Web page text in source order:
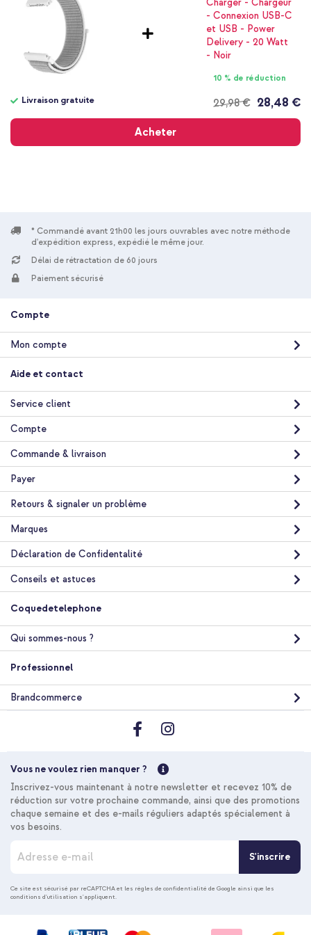
10 % de réduction
29,98 €
Livraison gratuite 28,48 €
Acheter
gratuite
* Commandé avant 21h00 les jours ouvrables avec notre méthode
d'expédition express, expédié le même jour.
Délai de rétractation de 60 jours
Paiement sécurisé
Compte
Mon compte
Aide et contact
Service client
Compte
Commande & livraison
Payer
Retours & signaler un problème
Marques
Déclaration de Confidentalité
Conseils et astuces
Coquedetelephone
Qui sommes-nous ?
Professionnel
Brandcommerce
Vous ne voulez rien manquer ?
Inscrivez-vous maintenant à notre newsletter et recevez 10% de
réduction sur votre prochaine commande, ainsi que des promotions
chaque semaine et des e-mails réguliers adaptés spécialement à
vos besoins.
c
r
S'inscrire
Ce site est sécurisé par reCAPTCHA et les règles de confidentialité de Google ainsi que les
conditions d'utilisation s'appliquent.